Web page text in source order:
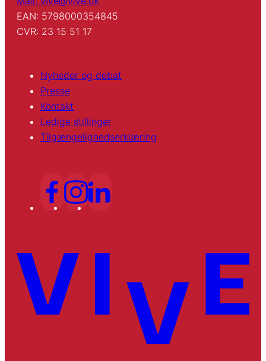
EAN: 5798000354845
CVR: 23 15 51 17
Nyheder og debat
Presse
Kontakt
Ledige stillinger
Tilgængelighedserklæring